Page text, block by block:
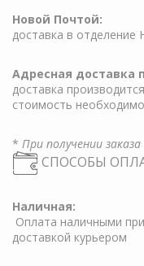
Новой Почтой:
доставка в
Адресная доставка
доставка
стоимость
* При получении
СПОСОБЫ
Наличная:
Оплата наличными
доставкой курьером